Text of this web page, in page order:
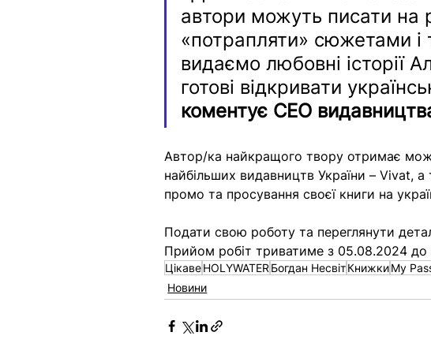
автори можуть писати на
«потрапляти» сюжетами і
видаємо любовні історії
готові відкривати
коментує CEO
Автор/ка найкращого твору отримає
найбільших видавництв України – Vivat,
промо та просування своєї книги на
Подати свою роботу та переглянути
Прийом робіт триватиме з 05.08.2024
ЦікавеHOLYWATER Богдан НесвітКнижкиMy
Новини